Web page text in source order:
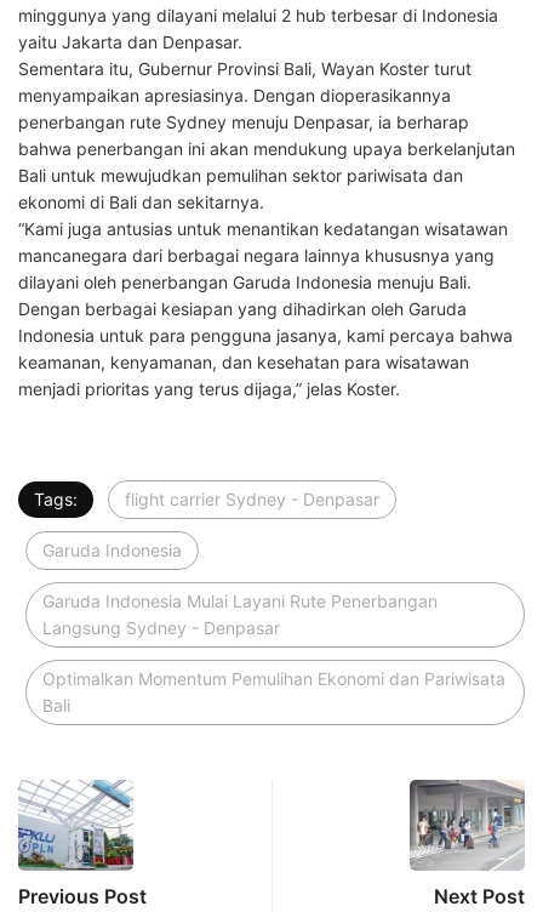
minggunya yang dilayani melalui 2 hub terbesar di Indonesia
yaitu Jakarta dan Denpasar.
Sementara itu, Gubernur Provinsi Bali, Wayan Koster turut
menyampaikan apresiasinya. Dengan dioperasikannya
penerbangan rute Sydney menuju Denpasar, ia berharap
bahwa penerbangan ini akan mendukung upaya berkelanjutan
Bali untuk mewujudkan pemulihan sektor pariwisata dan
ekonomi di Bali dan sekitarnya.
“Kami juga antusias untuk menantikan kedatangan wisatawan
mancanegara dari berbagai negara lainnya khususnya yang
dilayani oleh penerbangan Garuda Indonesia menuju Bali.
Dengan berbagai kesiapan yang dihadirkan oleh Garuda
Indonesia untuk para pengguna jasanya, kami percaya bahwa
keamanan, kenyamanan, dan kesehatan para wisatawan
menjadi prioritas yang terus dijaga,” jelas Koster.
Tags: flight carrier Sydney - Denpasar
Garuda Indonesia
Garuda Indonesia Mulai Layani Rute Penerbangan
Langsung Sydney - Denpasar
Optimalkan Momentum Pemulihan Ekonomi dan Pariwisata
Bali
Previous Post Next Post